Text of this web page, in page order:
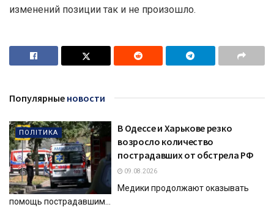
изменений позиции так и не произошло.
Популярные новости
ПОЛІТИКА
В Одессе и Харькове резко
возросло количество
пострадавших от обстрела РФ
09.08.2026
Медики продолжают оказывать
помощь пострадавшим...